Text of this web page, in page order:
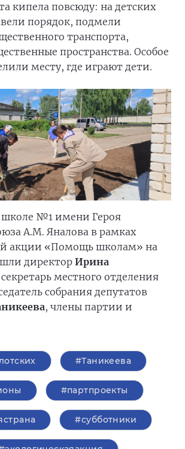
кипела повсюду: на детских
порядок, подмели
транспорта,
пространства. Особое
месту, где играют дети.
школе №1 имени Героя
А.М. Яналова в рамках
акции «Помощь школам» на
директор Ирина
секретарь местного отделения
собрания депутатов
, члены партии и
#Таникеева
#партпроекты
#субботники